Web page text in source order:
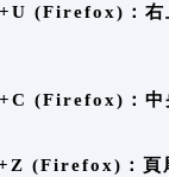
：右上
：中央
(Firefox)：頁